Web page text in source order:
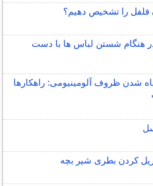
فلفل را تشخیص دهیم؟
هنگام شستن لباس ها با دست
شدن ظروف آلومینیومی: راهکارها
کردن بطری شیر بچه